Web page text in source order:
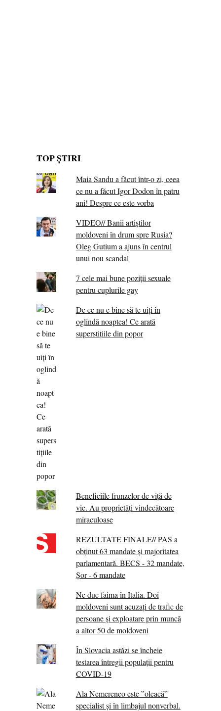
TOP ȘTIRI
Maia Sandu a făcut într-o zi, ceea
ce nu a făcut Igor Dodon în patru
ani! Despre ce este vorba
VIDEO// Banii artiștilor
moldoveni în drum spre Rusia?
Oleg Gutium a ajuns în centrul
unui nou scandal
7 cele mai bune poziții sexuale
pentru cuplurile gay
De ce nu e bine să te uiți în
oglindă noaptea! Ce arată
superstițiile din popor
Beneficiile frunzelor de viță de
vie. Au proprietăţi vindecătoare
miraculoase
REZULTATE FINALE// PAS a
obținut 63 mandate și majoritatea
parlamentară. BECS - 32 mandate,
Șor - 6 mandate
Ne duc faima în Italia. Doi
moldoveni sunt acuzați de trafic de
persoane și exploatare prin muncă
a altor 50 de moldoveni
În Slovacia astăzi se încheie
testarea întregii populații pentru
COVID-19
Ala Nemerenco este ”oleacă”
specialist și în limbajul nonverbal.